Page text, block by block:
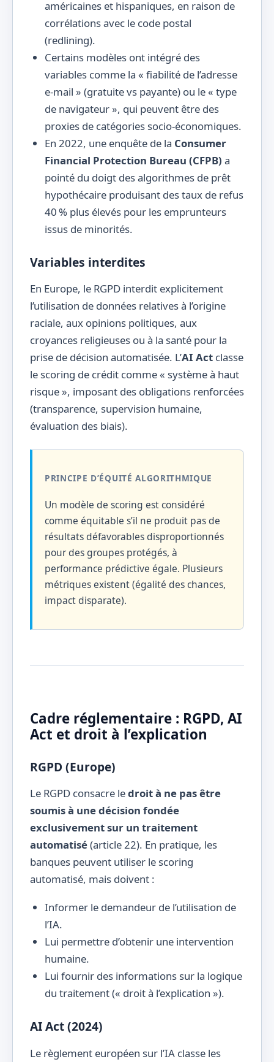
américaines et hispaniques, en raison de
corrélations avec le code postal
(redlining).
Certains modèles ont intégré des
variables comme la « fiabilité de l’adresse
e-mail » (gratuite vs payante) ou le « type
de navigateur », qui peuvent être des
proxies de catégories socio-économiques.
En 2022, une enquête de la Consumer
Financial Protection Bureau (CFPB) a
pointé du doigt des algorithmes de prêt
hypothécaire produisant des taux de refus
40 % plus élevés pour les emprunteurs
issus de minorités.
Variables interdites
En Europe, le RGPD interdit explicitement
l’utilisation de données relatives à l’origine
raciale, aux opinions politiques, aux
croyances religieuses ou à la santé pour la
prise de décision automatisée. L’AI Act classe
le scoring de crédit comme « système à haut
risque », imposant des obligations renforcées
(transparence, supervision humaine,
évaluation des biais).
PRINCIPE D’ÉQUITÉ ALGORITHMIQUE
Un modèle de scoring est considéré
comme équitable s’il ne produit pas de
résultats défavorables disproportionnés
pour des groupes protégés, à
performance prédictive égale. Plusieurs
métriques existent (égalité des chances,
impact disparate).
Cadre réglementaire : RGPD, AI
Act et droit à l’explication
RGPD (Europe)
Le RGPD consacre ledroit à ne pas être
soumis à une décision fondée
exclusivement sur un traitement
automatisé(article 22). En pratique, les
banques peuvent utiliser le scoring
automatisé, mais doivent :
Informer le demandeur de l’utilisation de
l’IA.
Lui permettre d’obtenir une intervention
humaine.
Lui fournir des informations sur la logique
du traitement (« droit à l’explication »).
AI Act (2024)
Le règlement européen sur l’IA classe les